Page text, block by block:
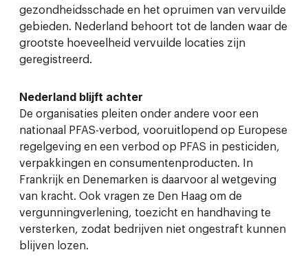
gezondheidsschade en het opruimen van vervuilde
gebieden. Nederland behoort tot de landen waar de
grootste hoeveelheid vervuilde locaties zijn
geregistreerd.
Nederland blijft achter
De organisaties pleiten onder andere voor een
nationaal PFAS-verbod, vooruitlopend op Europese
regelgeving en een verbod op PFAS in pesticiden,
verpakkingen en consumentenproducten. In
Frankrijk en Denemarken is daarvoor al wetgeving
van kracht. Ook vragen ze Den Haag om de
vergunningverlening, toezicht en handhaving te
versterken, zodat bedrijven niet ongestraft kunnen
blijven lozen.